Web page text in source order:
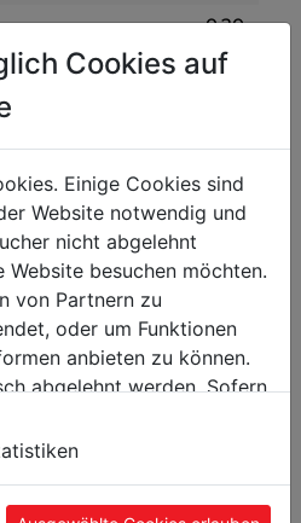
0.20
400
mm
700
9120058374685
5
Cookies auf
Einige Cookies sind
Website notwendig und
nicht abgelehnt
Website besuchen möchten.
von Partnern zu
oder um Funktionen
anbieten zu können.
abgelehnt werden. Sofern